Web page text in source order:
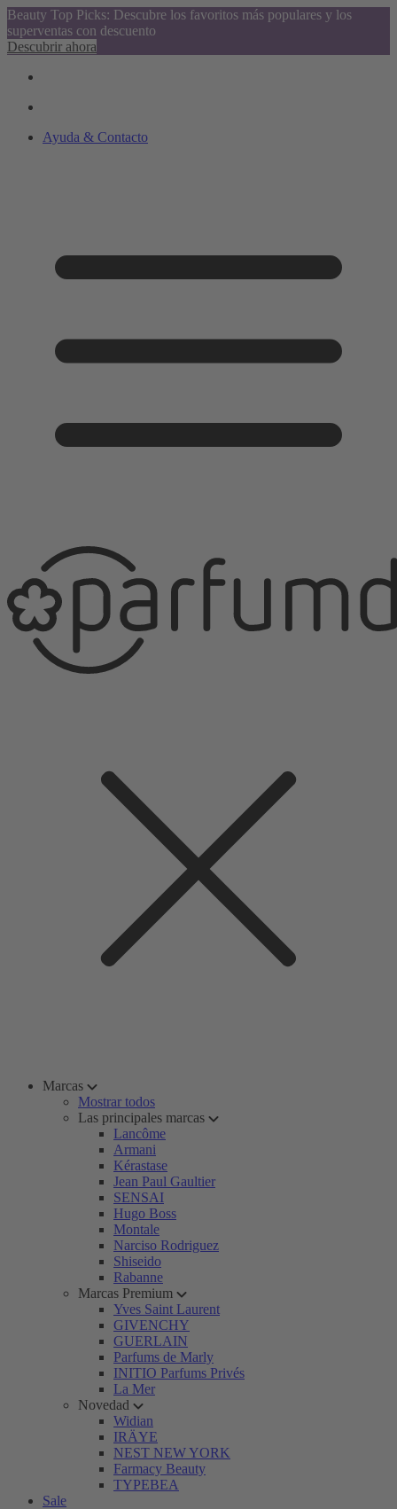
Beauty Top Picks: Descubre los favoritos más populares y los
superventas con descuento
Descubrir ahora
Ayuda & Contacto
Marcas
Mostrar todos
Las principales marcas
Lancôme
Armani
Kérastase
Jean Paul Gaultier
SENSAI
Hugo Boss
Montale
Narciso Rodriguez
Shiseido
Rabanne
Marcas Premium
Yves Saint Laurent
GIVENCHY
GUERLAIN
Parfums de Marly
INITIO Parfums Privés
La Mer
Novedad
Widian
IRÄYE
NEST NEW YORK
Farmacy Beauty
TYPEBEA
Sale